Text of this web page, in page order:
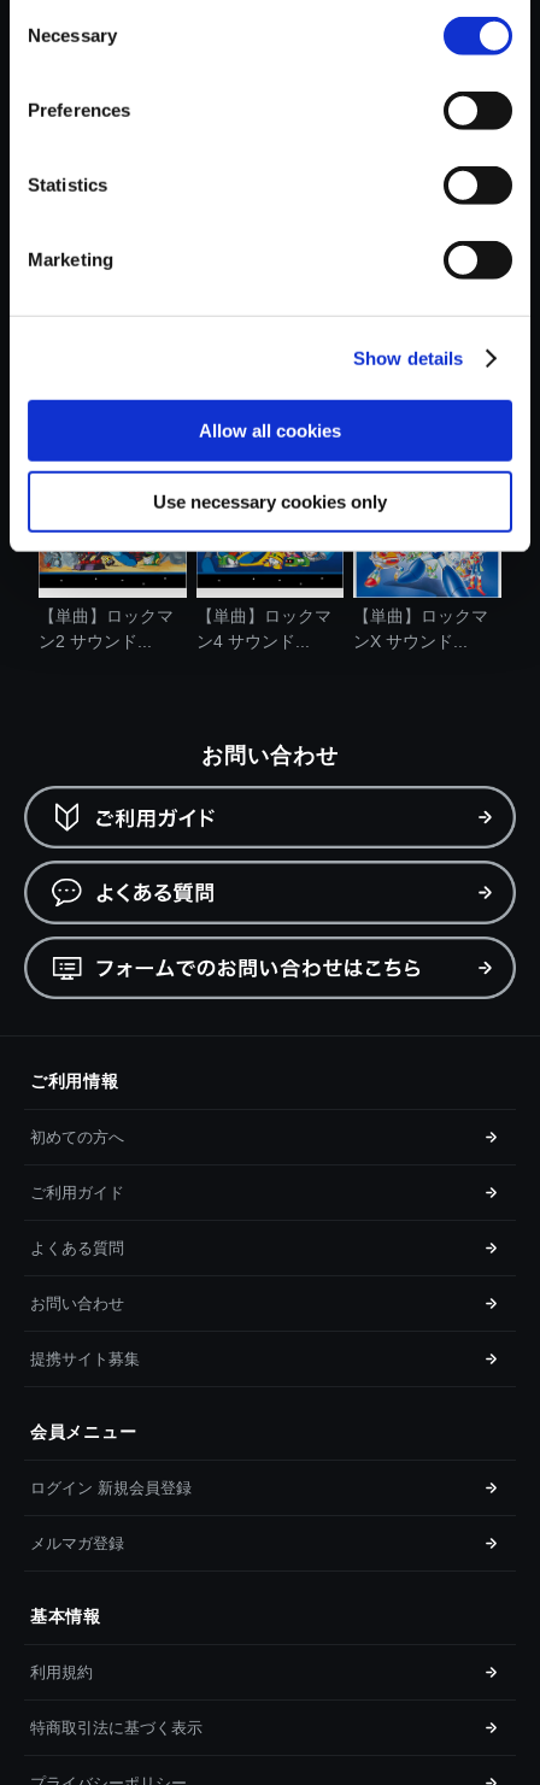
Selection
Necessary
Preferences
Statistics
Marketing
Show details
Allow all cookies
Use necessary cookies only
おすすめ商品
ン2 サウンド...
ンX7 サウン....
ンX サウンド...
【単曲】ロックマ
ン2 サウンド...
【単曲】ロックマ
ン4 サウンド...
【単曲】ロックマ
ンX サウンド...
お問い合わせ
ご利用情報
初めての方へ
ご利用ガイド
よくある質問
お問い合わせ
提携サイト募集
会員メニュー
ログイン 新規会員登録
メルマガ登録
基本情報
利用規約
特商取引法に基づく表示